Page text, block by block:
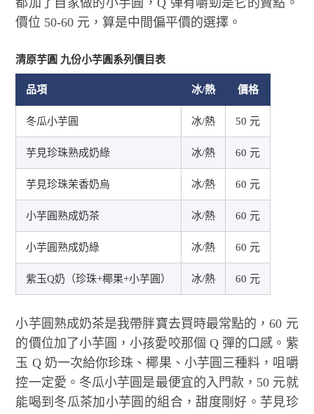
都加了自家做的小芋圓，Q 彈有嚼勁是它的賣點。
價位 50-60 元，算是中間偏平價的選擇。
清原芋圓 九份小芋圓系列價目表
品項 冰/熱 價格
冬瓜小芋圓 冰/熱 50 元
芋見珍珠熟成奶綠 冰/熱 60 元
芋見珍珠茉香奶烏 冰/熱 60 元
小芋圓熟成奶茶 冰/熱 60 元
小芋圓熟成奶綠 冰/熱 60 元
紫玉Q奶（珍珠+椰果+小芋圓） 冰/熱 60 元
小芋圓熟成奶茶是我帶胖寶去買時最常點的，60 元
的價位加了小芋圓，小孩愛咬那個 Q 彈的口感。紫
玉 Q 奶一次給你珍珠、椰果、小芋圓三種料，咀嚼
控一定愛。冬瓜小芋圓是最便宜的入門款，50 元就
能喝到冬瓜茶加小芋圓的組合，甜度剛好。芋見珍